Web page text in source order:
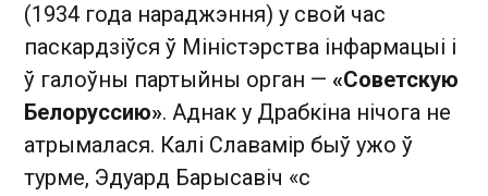
(1934 года нараджэння) у свой час
паскардзіўся ў Міністэрства інфармацыі і
ў галоўны партыйны орган — «Советскую
Белоруссию». Аднак у Драбкіна нічога не
атрымалася. Калі Славамір быў ужо ў
турме, Эдуард Барысавіч «с